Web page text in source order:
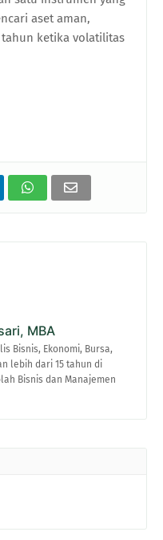
aset aman,
ketika volatilitas
MBA
Bisnis, Ekonomi, Bursa,
lebih dari 15 tahun di
Bisnis dan Manajemen